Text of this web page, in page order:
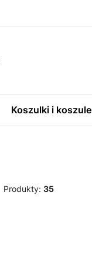
Koszulki i koszule
Produkty: 35